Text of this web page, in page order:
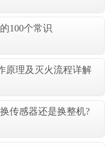
100个常识
原理及灭火流程详解
传感器还是换整机?